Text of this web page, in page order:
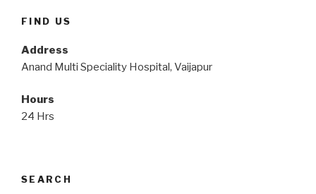
FIND US
Address
Anand Multi Speciality Hospital, Vaijapur
Hours
24 Hrs
SEARCH